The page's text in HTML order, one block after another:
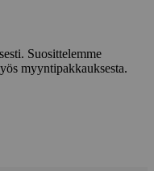
Suosittelemme
myyntipakkauksesta.